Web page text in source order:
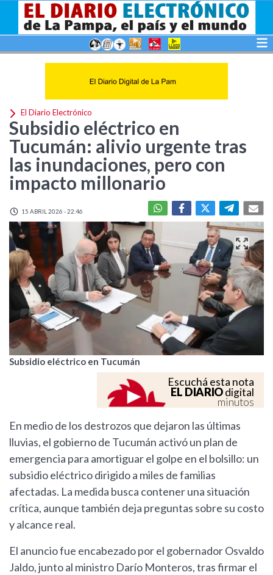
El Diario Electrónico
Subsidio eléctrico en
Tucumán: alivio urgente tras
las inundaciones, pero con
impacto millonario
15 ABRIL 2026 - 22:46
Subsidio eléctrico en Tucumán
Escuchá esta nota
EL DIARIOdigital
minutos
En medio de los destrozos que dejaron las últimas
lluvias, el gobierno de Tucumán activó un plan de
emergencia para amortiguar el golpe en el bolsillo: un
subsidio eléctrico dirigido a miles de familias
afectadas. La medida busca contener una situación
crítica, aunque también deja preguntas sobre su costo
y alcance real.
El anuncio fue encabezado por el gobernador Osvaldo
Jaldo, junto al ministro Darío Monteros, tras firmar el